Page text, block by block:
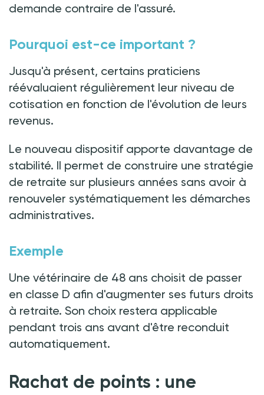
demande contraire de l'assuré.
Pourquoi est-ce important ?
Jusqu'à présent, certains praticiens
réévaluaient régulièrement leur niveau de
cotisation en fonction de l'évolution de leurs
revenus.
Le nouveau dispositif apporte davantage de
stabilité. Il permet de construire une stratégie
de retraite sur plusieurs années sans avoir à
renouveler systématiquement les démarches
administratives.
Exemple
Une vétérinaire de 48 ans choisit de passer
en classe D afin d'augmenter ses futurs droits
à retraite. Son choix restera applicable
pendant trois ans avant d'être reconduit
automatiquement.
Rachat de points : une